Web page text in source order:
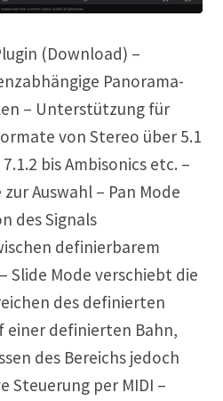
(Download) –
Panorama-
– Unterstützung für
von Stereo über 5.1
bis Ambisonics etc. –
Auswahl – Pan Mode
des Signals
definierbarem
Slide Mode verschiebt die
des definierten
einer definierten Bahn,
des Bereichs jedoch
per MIDI –